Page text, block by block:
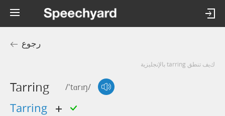
رجوع
كيف تنطق tarring بالإنجليزية
Tarring /'tɑrɪŋ/
tarring